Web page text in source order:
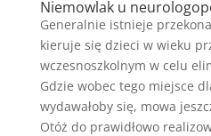
Niemowlak u
Generalnie istnieje
kieruje się dzieci w wieku
wczesnoszkolnym w celu
Gdzie wobec tego miejsce
wydawałoby się, mowa
Otóż do prawidłowo